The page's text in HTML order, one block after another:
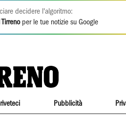
decidere l'algoritmo:
Il Tirrenoper le tue notizie su Google
Pubblicità